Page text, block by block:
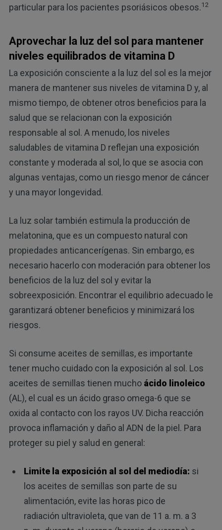
particular para los pacientes psoriásicos obesos.12
Aprovechar la luz del sol para mantener
niveles equilibrados de vitamina D
La exposición consciente a la luz del sol es la mejor
manera de mantener sus niveles de vitamina D y, al
mismo tiempo, de obtener otros beneficios para la
salud que se relacionan con la exposición
responsable al sol. A menudo, los niveles
saludables de vitamina D reflejan una exposición
constante y moderada al sol, lo que se asocia con
algunas ventajas, como un riesgo menor de cáncer
y una mayor longevidad.
La luz solar también estimula la producción de
melatonina, que es un compuesto natural con
propiedades anticancerígenas. Sin embargo, es
necesario hacerlo con moderación para obtener los
beneficios de la luz del sol y evitar la
sobreexposición. Encontrar el equilibrio adecuado le
garantizará obtener beneficios y minimizará los
riesgos.
Si consume aceites de semillas, es importante
tener mucho cuidado con la exposición al sol. Los
aceites de semillas tienen mucho ácido linoleico
(AL), el cual es un ácido graso omega-6 que se
oxida al contacto con los rayos UV. Dicha reacción
provoca inflamación y daño al ADN de la piel. Para
proteger su piel y salud en general:
Limite la exposición al sol del mediodía: si
los aceites de semillas son parte de su
alimentación, evite las horas pico de
radiación ultravioleta, que van de 11 a. m. a 3